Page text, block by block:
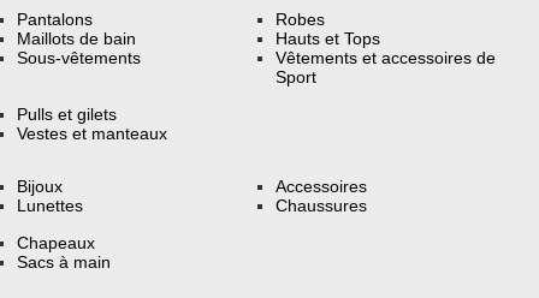
Pantalons
Maillots de bain
Sous-vêtements
Robes
Hauts et Tops
Vêtements et accessoires de
Sport
Pulls et gilets
Vestes et manteaux
Bijoux
Lunettes
Accessoires
Chaussures
Chapeaux
Sacs à main